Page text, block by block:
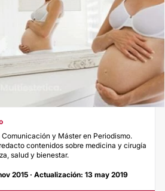
y Máster en Periodismo.
contenidos sobre medicina y cirugía
salud y bienestar.
2015 · Actualización: 13 may 2019